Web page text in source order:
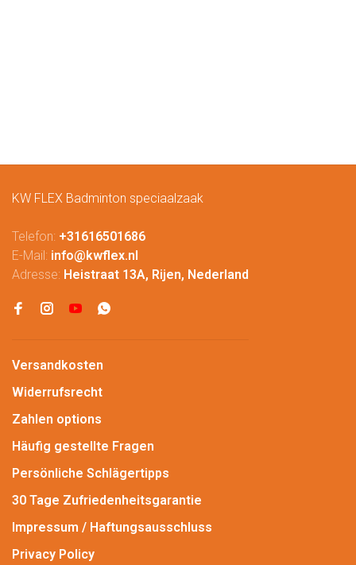
KW FLEX Badminton speciaalzaak
Telefon: +31616501686
E-Mail: info@kwflex.nl
Adresse: Heistraat 13A, Rijen, Nederland
Versandkosten
Widerrufsrecht
Zahlen options
Häufig gestellte Fragen
Persönliche Schlägertipps
30 Tage Zufriedenheitsgarantie
Impressum / Haftungsausschluss
Privacy Policy